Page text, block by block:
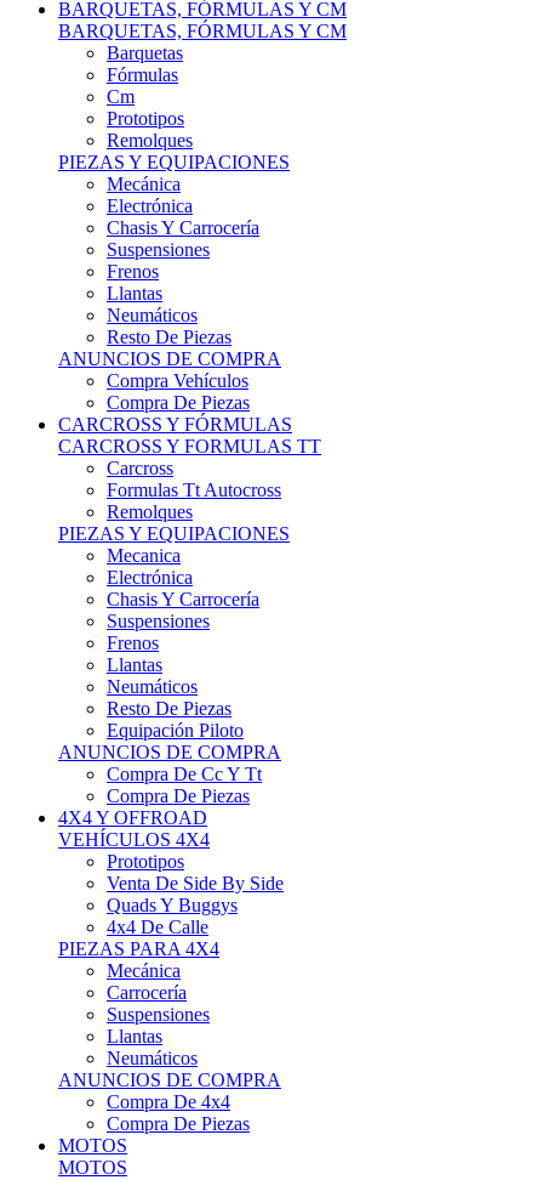
Barquetas
Fórmulas
Cm
Prototipos
Remolques
PIEZAS Y EQUIPACIONES
Mecánica
Electrónica
Chasis Y Carrocería
Suspensiones
Frenos
Llantas
Neumáticos
Resto De Piezas
ANUNCIOS DE COMPRA
Compra Vehículos
Compra De Piezas
CARCROSS Y FÓRMULAS
CARCROSS Y FORMULAS TT
Carcross
Formulas Tt Autocross
Remolques
PIEZAS Y EQUIPACIONES
Mecanica
Electrónica
Chasis Y Carrocería
Suspensiones
Frenos
Llantas
Neumáticos
Resto De Piezas
Equipación Piloto
ANUNCIOS DE COMPRA
Compra De Cc Y Tt
Compra De Piezas
4X4 Y OFFROAD
VEHÍCULOS 4X4
Prototipos
Venta De Side By Side
Quads Y Buggys
4x4 De Calle
PIEZAS PARA 4X4
Mecánica
Carrocería
Suspensiones
Llantas
Neumáticos
ANUNCIOS DE COMPRA
Compra De 4x4
Compra De Piezas
MOTOS
MOTOS
Motos De Circuito